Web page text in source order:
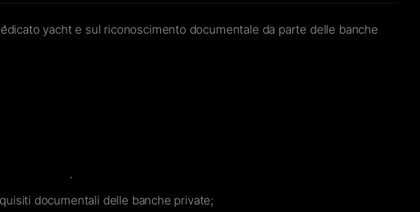
yacht e sul riconoscimento documentale da parte delle banche
documentali delle banche private;